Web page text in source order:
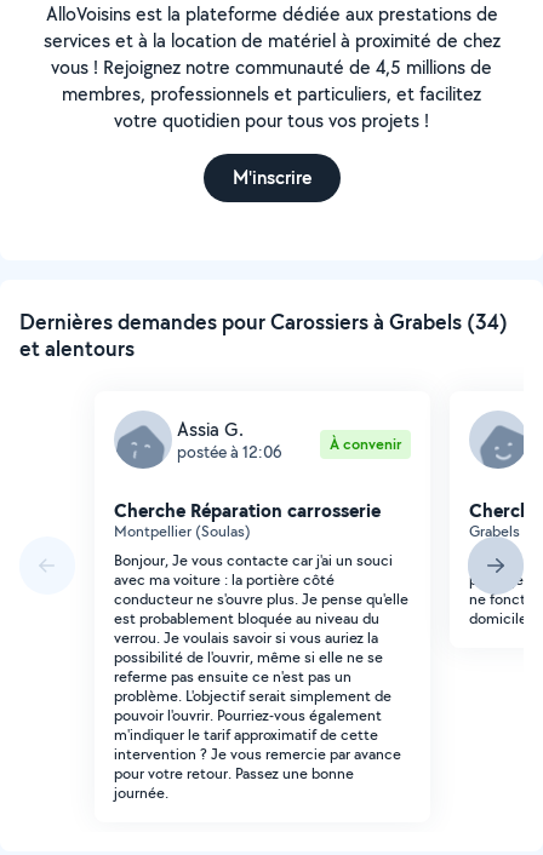
AlloVoisins est la plateforme dédiée aux prestations de
services et à la location de matériel à proximité de chez
vous ! Rejoignez notre communauté de 4,5 millions de
membres, professionnels et particuliers, et facilitez
votre quotidien pour tous vos projets !
M'inscrire
Dernières demandes pour Carossiers à Grabels (34)
et alentours
Assia G.
postée à 12:06 À convenir
Cherche Réparation carrosserie
Montpellier (Soulas)
Bonjour, Je vous contacte car j'ai un souci
avec ma voiture : la portière côté
conducteur ne s'ouvre plus. Je pense qu'elle
est probablement bloquée au niveau du
verrou. Je voulais savoir si vous auriez la
possibilité de l'ouvrir, même si elle ne se
referme pas ensuite ce n'est pas un
problème. L'objectif serait simplement de
pouvoir l'ouvrir. Pourriez-vous également
m'indiquer le tarif approximatif de cette
intervention ? Je vous remercie par avance
pour votre retour. Passez une bonne
journée.
Grabels
Bonjour,
passager
ne
domicile.